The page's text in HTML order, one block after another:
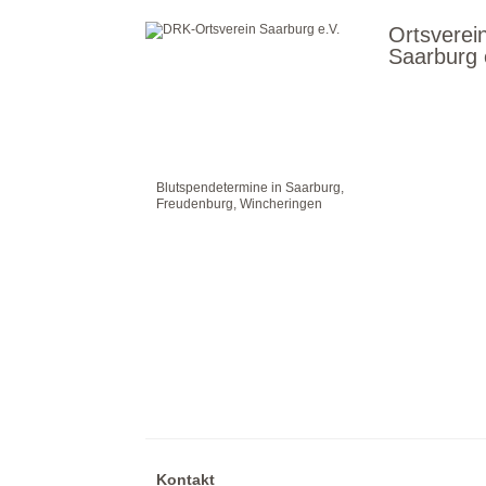
Saarburg
Blutspendetermine in Saarburg,
Freudenburg, Wincheringen
Kontakt